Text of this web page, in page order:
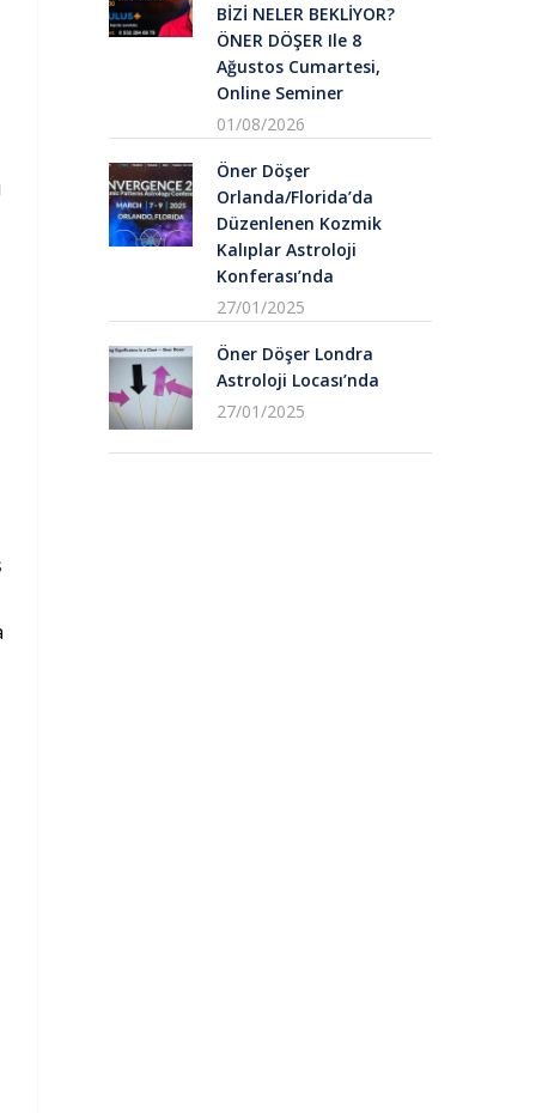
BİZİ NELER BEKLİYOR?
ÖNER DÖŞER Ile 8
Ağustos Cumartesi,
Online Seminer
01/08/2026
Öner Döşer
Orlanda/Florida’da
Düzenlenen Kozmik
Kalıplar Astroloji
Konferası’nda
27/01/2025
Öner Döşer Londra
Astroloji Locası’nda
27/01/2025